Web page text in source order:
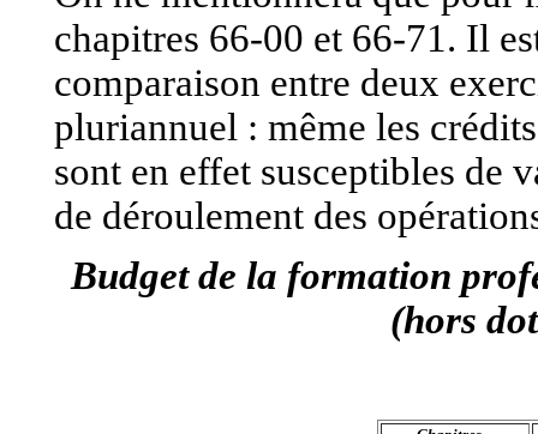
chapitres 66-00 et 66-71. Il
comparaison entre deux
pluriannuel : même les
sont en effet susceptibles de
de déroulement des
Budget de la formation
(hors